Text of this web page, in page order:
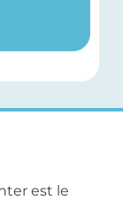
est le